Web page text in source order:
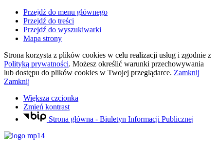
Przejdź do menu głównego
Przejdź do treści
Przejdź do wyszukiwarki
Mapa strony
Strona korzysta z plików cookies w celu realizacji usług i zgodnie z
Polityką prywatności. Możesz określić warunki przechowywania
lub dostępu do plików cookies w Twojej przeglądarce. Zamknij
Zamknij
Większa czcionka
Zmień kontrast
Strona główna - Biuletyn Informacji Publicznej